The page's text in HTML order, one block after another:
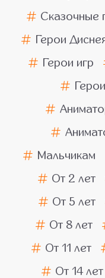
Сказочные
Герои
Герои игр
Мальчикам
От 2 лет
От 5 лет
От 8 лет
От 11 лет
От 14 лет